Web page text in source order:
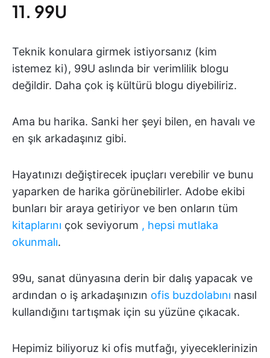
11. 99U
Teknik konulara girmek istiyorsanız (kim
istemez ki), 99U aslında bir verimlilik blogu
değildir. Daha çok iş kültürü blogu diyebiliriz.
Ama bu harika. Sanki her şeyi bilen, en havalı ve
en şık arkadaşınız gibi.
Hayatınızı değiştirecek ipuçları verebilir ve bunu
yaparken de harika görünebilirler. Adobe ekibi
bunları bir araya getiriyor ve ben onların tüm
kitaplarını çok seviyorum , hepsi mutlaka
okunmalı.
99u, sanat dünyasına derin bir dalış yapacak ve
ardından o iş arkadaşınızın ofis buzdolabını nasıl
kullandığını tartışmak için su yüzüne çıkacak.
Hepimiz biliyoruz ki ofis mutfağı, yiyeceklerinizin